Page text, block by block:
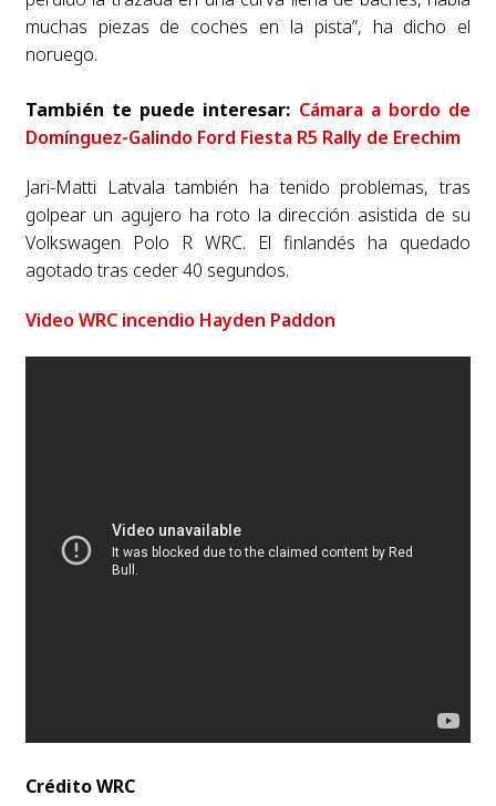
muchas piezas de coches en la pista”, ha dicho el
noruego.
También te puede interesar: Cámara a bordo de
Domínguez-Galindo Ford Fiesta R5 Rally de Erechim
Jari-Matti Latvala también ha tenido problemas, tras
golpear un agujero ha roto la dirección asistida de su
Volkswagen Polo R WRC. El finlandés ha quedado
agotado tras ceder 40 segundos.
Video WRC incendio Hayden Paddon
Crédito WRC